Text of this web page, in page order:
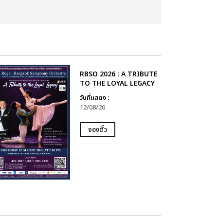
RBSO 2026 : A TRIBUTE
TO THE LOYAL LEGACY
วันที่แสดง :
12/08/26
จองตั๋ว